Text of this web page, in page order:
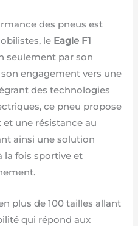
des pneus est
le Eagle F1
seulement par son
engagement vers une
des technologies
ce pneu propose
une résistance au
ainsi une solution
la fois sportive et
plus de 100 tailles allant
qui répond aux